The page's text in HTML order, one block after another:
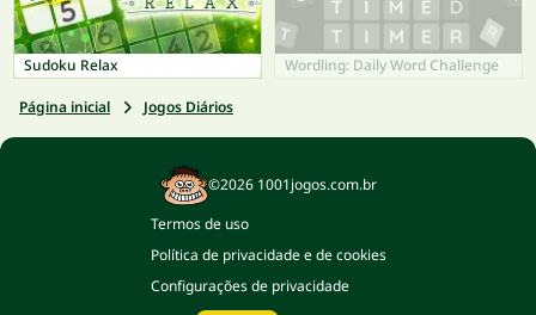
Sudoku Relax Wordling: Daily Word Challenge
Página inicial Jogos Diários
©2026 1001jogos.com.br
Termos de uso
Política de privacidade e de cookies
Configurações de privacidade